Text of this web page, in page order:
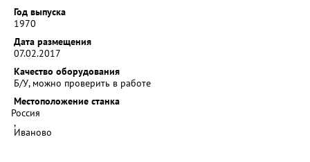
Год выпуска
1970
Дата размещения
07.02.2017
Качество оборудования
Б/У, можно проверить в работе
Местоположение станка
Россия
,
Иваново